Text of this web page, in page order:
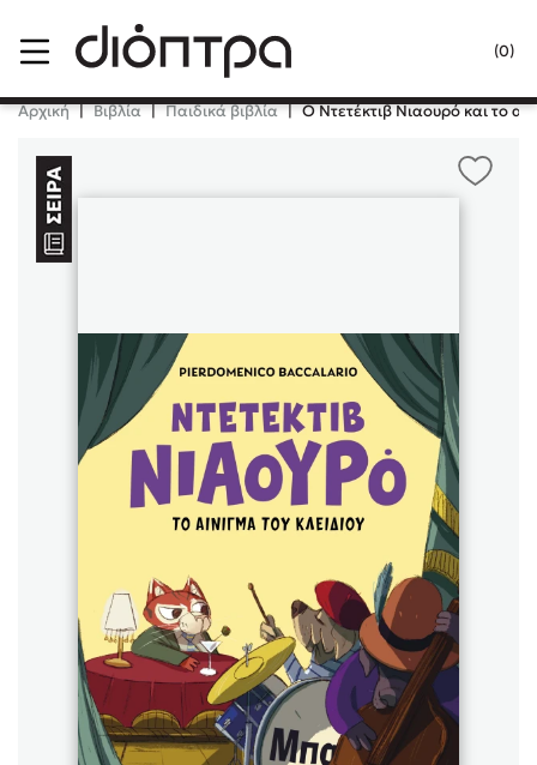
(0)
Κλείσιμο
Δημοφιλή Βιβλία
Χάρης Πολίτης
Καθρέφτης
Sebastian Fitzek
Playlist
Αρχική | Βιβλία | Παιδικά βιβλία | Ο Ντετέκτιβ Νιαουρό και το